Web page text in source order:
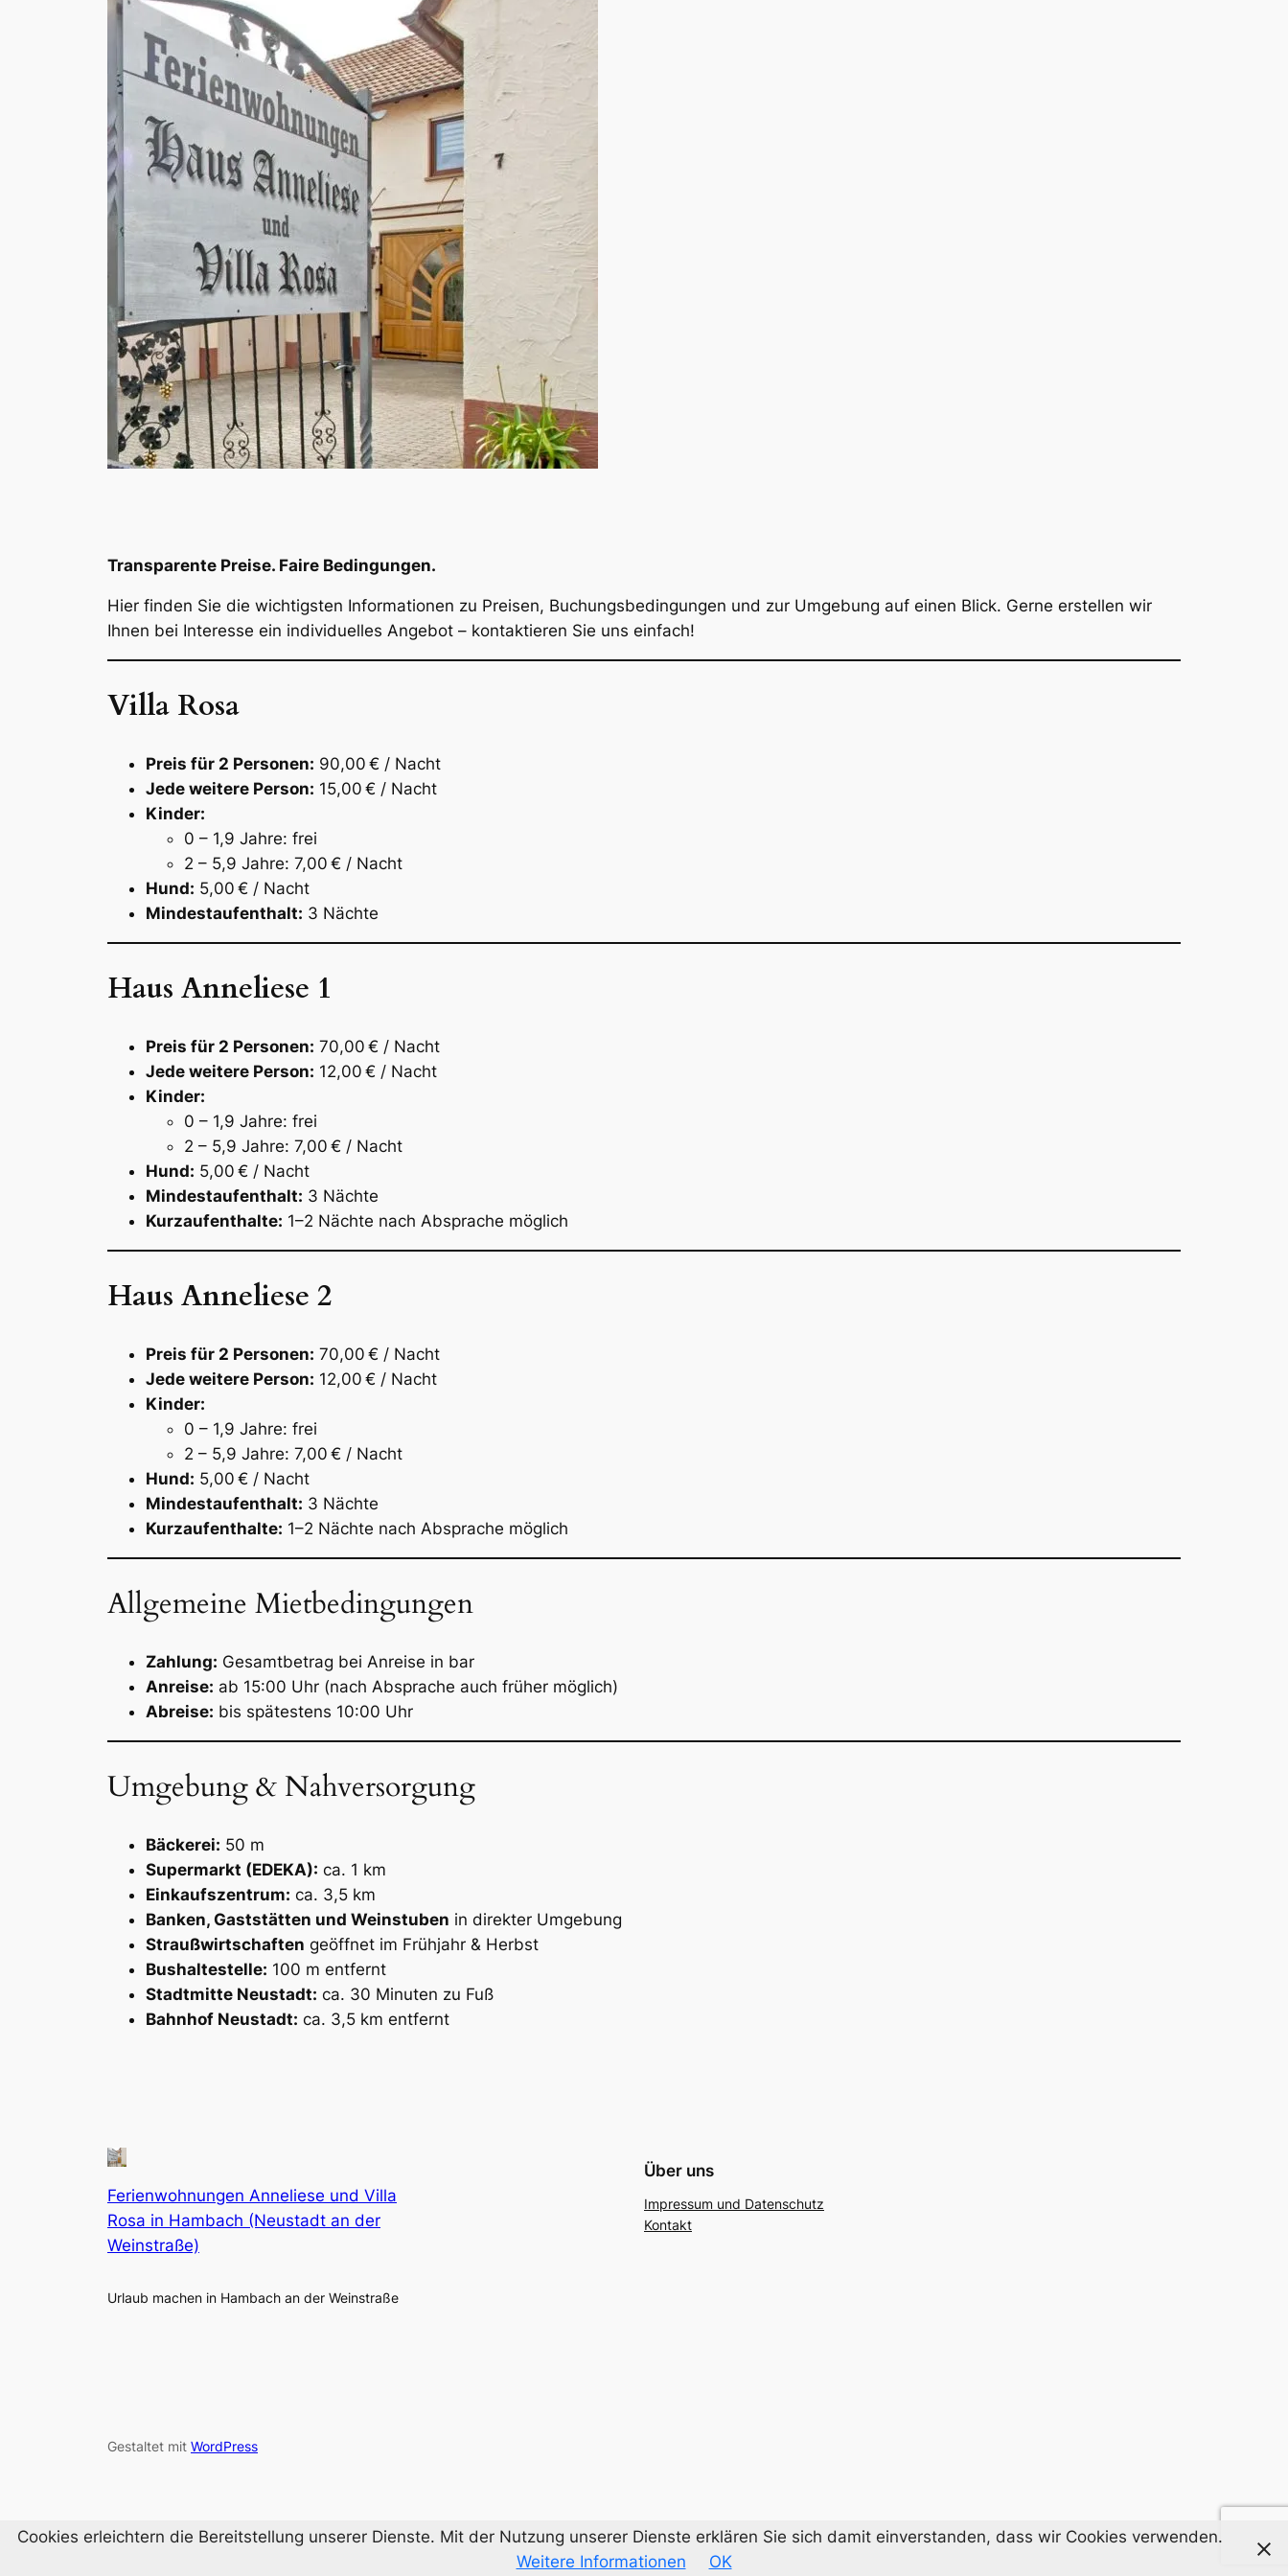
Transparente Preise. Faire Bedingungen.
Hier finden Sie die wichtigsten Informationen zu Preisen, Buchungsbedingungen und zur Umgebung auf einen Blick. Gerne erstellen wir
Ihnen bei Interesse ein individuelles Angebot – kontaktieren Sie uns einfach!
Villa Rosa
Preis für 2 Personen: 90,00 € / Nacht
Jede weitere Person: 15,00 € / Nacht
Kinder:
0 – 1,9 Jahre: frei
2 – 5,9 Jahre: 7,00 € / Nacht
Hund: 5,00 € / Nacht
Mindestaufenthalt: 3 Nächte
Haus Anneliese 1
Preis für 2 Personen: 70,00 € / Nacht
Jede weitere Person: 12,00 € / Nacht
Kinder:
0 – 1,9 Jahre: frei
2 – 5,9 Jahre: 7,00 € / Nacht
Hund: 5,00 € / Nacht
Mindestaufenthalt: 3 Nächte
Kurzaufenthalte: 1–2 Nächte nach Absprache möglich
Haus Anneliese 2
Preis für 2 Personen: 70,00 € / Nacht
Jede weitere Person: 12,00 € / Nacht
Kinder:
0 – 1,9 Jahre: frei
2 – 5,9 Jahre: 7,00 € / Nacht
Hund: 5,00 € / Nacht
Mindestaufenthalt: 3 Nächte
Kurzaufenthalte: 1–2 Nächte nach Absprache möglich
Allgemeine Mietbedingungen
Zahlung: Gesamtbetrag bei Anreise in bar
Anreise: ab 15:00 Uhr (nach Absprache auch früher möglich)
Abreise: bis spätestens 10:00 Uhr
Umgebung & Nahversorgung
Bäckerei: 50 m
Supermarkt (EDEKA): ca. 1 km
Einkaufszentrum: ca. 3,5 km
Banken, Gaststätten und Weinstuben in direkter Umgebung
Straußwirtschaften geöffnet im Frühjahr & Herbst
Bushaltestelle: 100 m entfernt
Stadtmitte Neustadt: ca. 30 Minuten zu Fuß
Bahnhof Neustadt: ca. 3,5 km entfernt
Ferienwohnungen Anneliese und Villa
Rosa in Hambach (Neustadt an der
Weinstraße)
Urlaub machen in Hambach an der Weinstraße
Über uns
Impressum und Datenschutz
Kontakt
Gestaltet mit WordPress
Cookies erleichtern die Bereitstellung unserer Dienste. Mit der Nutzung unserer Dienste erklären Sie sich damit einverstanden, dass wir Cookies verwenden.
Weitere Informationen
OK